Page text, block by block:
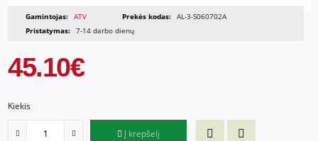
Gamintojas: ATV Prekės kodas: AL-3-S060702A
Pristatymas: 7-14 darbo dienų
45.10€
Kiekis
Į krepšelį